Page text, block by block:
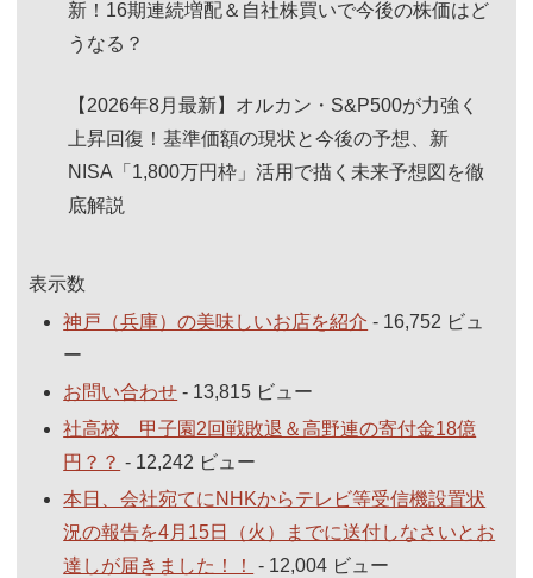
新！16期連続増配＆自社株買いで今後の株価はど
うなる？
【2026年8月最新】オルカン・S&P500が力強く
上昇回復！基準価額の現状と今後の予想、新
NISA「1,800万円枠」活用で描く未来予想図を徹
底解説
表示数
神戸（兵庫）の美味しいお店を紹介 - 16,752 ビュ
ー
お問い合わせ - 13,815 ビュー
社高校 甲子園2回戦敗退＆高野連の寄付金18億
円？？ - 12,242 ビュー
本日、会社宛てにNHKからテレビ等受信機設置状
況の報告を4月15日（火）までに送付しなさいとお
達しが届きました！！
- 12,004 ビュー